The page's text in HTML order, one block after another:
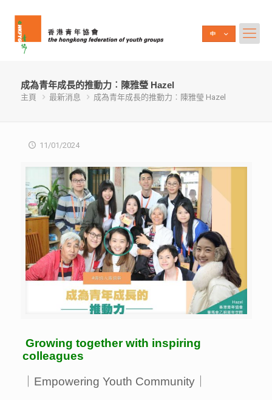
成為青年成長的推動力︰陳雅瑩 Hazel
主頁 最新消息 成為青年成長的推動力︰陳雅瑩 Hazel
11/01/2024
Growing together with inspiring
colleagues
｜Empowering Youth Community｜